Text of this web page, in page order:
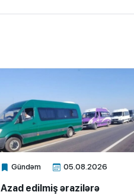
Gündəm 05.08.2026
Xalq.Online
Azad edilmiş ərazilərə